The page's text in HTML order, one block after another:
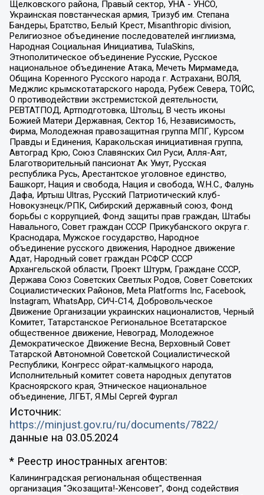
Щелковского района, Правый сектор, УНА - УНСО,
Украинская повстанческая армия, Тризуб им. Степана
Бандеры, Братство, Белый Крест, Misanthropic division,
Религиозное объединение последователей инглиизма,
Народная Социальная Инициатива, TulaSkins,
Этнополитическое объединение Русские, Русское
национальное объединение Атака, Мечеть Мирмамеда,
Община Коренного Русского народа г. Астрахани, ВОЛЯ,
Меджлис крымскотатарского народа, Рубеж Севера, ТОЙС,
О противодействии экстремистской деятельности,
РЕВТАТПОД, Артподготовка, Штольц, В честь иконы
Божией Матери Державная, Сектор 16, Независимость,
Фирма, Молодежная правозащитная группа МПГ, Курсом
Правды и Единения, Каракольская инициативная группа,
Автоград Крю, Союз Славянских Сил Руси, Алля-Аят,
Благотворительный пансионат Ак Умут, Русская
республика Русь, Арестантское уголовное единство,
Башкорт, Нация и свобода, Нация и свобода, W.H.С., Фалунь
Дафа, Иртыш Ultras, Русский Патриотический клуб-
Новокузнецк/РПК, Сибирский державный союз, Фонд
борьбы с коррупцией, Фонд защиты прав граждан, Штабы
Навального, Совет граждан СССР Прикубанского округа г.
Краснодара, Мужское государство, Народное
объединение русского движения, Народное движение
Адат, Народный совет граждан РСФСР СССР
Архангельской области, Проект Штурм, Граждане СССР,
Держава Союз Советских Светлых Родов, Совет Советских
Социалистических Районов, Meta Platforms Inc, Facebook,
Instagram, WhatsApp, СИЧ-С14, Добровольческое
Движение Организации украинских националистов, Черный
Комитет, Татарстанское Региональное Всетатарское
общественное движение, Невоград, Молодежное
Демократическое Движение Весна, Верховный Совет
Татарской Автономной Советской Социалистической
Республики, Конгресс ойрат-калмыцкого народа,
Исполнительный комитет совета народных депутатов
Красноярского края, Этническое национальное
объединение, ЛГБТ, Я.МЫ Сергей Фургал
Источник:
https://minjust.gov.ru/ru/documents/7822/
данные на 03.05.2024
* Реестр иностранных агентов:
Калининградская региональная общественная организация "Экозащита!-Женсовет", Фонд содействия защите прав и свобод граждан "Общественный вердикт", Фонд "Институт Развития Свободы Информации", Частное учреждение "Информационное агентство МЕМО. РУ", Региональная общественная организация "Общественная комиссия по сохранению наследия академика Сахарова", Фонд поддержки свободы прессы, Санкт-Петербургская общественная правозащитная организация "Гражданский контроль", Межрегиональная общественная организация "Информационно-просветительский центр "Мемориал", Региональный Фонд "Центр Защиты Прав Средств Массовой Информации", с 05.12.2023 Фонд "Центр Защиты Прав Средств массовой информации", Региональная общественная благотворительная организация помощи беженцам и мигрантам "Гражданское содействие", Негосударственное образовательное учреждение дополнительного профессионального образования (повышение квалификации) специалистов "АКАДЕМИЯ ПО ПРАВАМ ЧЕЛОВЕКА", Свердловская региональная общественная организация "Сутяжник", Автономная некоммерческая организация "Центр независимых социологических исследований", Союз общественных объединений "Российский исследовательский центр по правам человека", Региональное общественное учреждение научно-информационный центр "МЕМОРИАЛ", Некоммерческая организация "Фонд защиты гласности", Автономная некоммерческая организация "Институт прав человека", Городская общественная организация "Екатеринбургское общество "МЕМОРИАЛ", Городская общественная организация "Рязанское историко-просветительское и правозащитное общество "Мемориал" (Рязанский Мемориал), Челябинский региональный орган общественной самодеятельности – женское общественное объединение "Женщины Евразии", Челябинский региональный орган общественной самодеятельности "Уральская правозащитная группа", Фонд содействия защите здоровья и социальной справедливости имени Андрея Рылькова, Автономная Некоммерческая Организация "Аналитический Центр Юрия Левады", Автономная некоммерческая организация социальной поддержки населения "Проект Апрель", Региональная общественная организация помощи женщинам и детям, находящимся в кризисной ситуации "Информационно-методический центр "Анна", Фонд содействия развитию массовых коммуникаций и правовому просвещению "Так-так-Так", Фонд содействия устойчивому развитию "Серебряная тайга", Свердловский региональный общественный фонд социальных проектов "Новое время", "Idel.Реалии", Кавказ.Реалии, Крым.Реалии, Телеканал Настоящее Время, Татаро-башкирская служба Радио Свобода (Azatliq Radiosi), Радио Свободная Европа/Радио Свобода (PCE/PC), "Сибирь.Реалии", "Фактограф", Благотворительный фонд помощи осужденным и их семьям, Автономная некоммерческая организация "Институт глобализации и социальных движений", Фонд "В защиту прав заключенных", Частное учреждение "Центр поддержки и содействия развитию средств массовой информации", Пензенский региональный общественный благотворительный фонд "Гражданский союз", "Север.Реалии", Некоммерческая организация Фонд "Правовая инициатива", Общество с ограниченной ответственностью "Радио Свободная Европа/Радио Свобода", Чешское информационное агентство "MEDIUM-ORIENT", Красноярская региональная общественная организация "Мы против СПИДа", Камалягин Денис Николаевич, Маркелов Сергей Евгеньевич, Пономарев Лев Александрович, Савицкая Людмила Алексеевна, Автономная некоммерческая организация "Центр по работе с проблемой насилия "НАСИЛИЮ.НЕТ", Межрегиональный профессиональный союз работников здравоохранения "Альянс врачей", Юридическое лицо, зарегистрированное в Латвийской Республике, SIA "Medusa Project" (регистрационный номер 40103797863, дата регистрации 10.06.2014), Некоммерческая организация "Фонд по борьбе с коррупцией", Автономная некоммерческая организация "Институт права и публичной политики", Баданин Роман Сергеевич, Гликин Максим Александрович, Железнова Мария Михайловна, Лукьянова Юлия Сергеевна, Маетная Елизавета Витальевна, Маняхин Петр Борисович, Чуракова Ольга Владимировна, Ярош Юлия Петровна, Юридическое лицо "The Insider SIA", зарегистрированное в Риге, Латвийская Республика (дата регистрации 26.06.2015), являющееся администратором доменного имени интернет-издания "The Insider SIA", https://theins.ru, Постернак Алексей Евгеньевич, Рубин Михаил Аркадьевич, Анин Роман Александрович, Юридическое лицо Istories fonds, зарегистрированное в Латвийской Республике (регистрационный номер 50008295751, дата регистрации 24.02.2020), Великовский Дмитрий Александрович, Долинина Ирина Николаевна, Мароховская Алеся Алексеевна, Шлейнов Роман Юрьевич, Шмагун Олеся Валентиновна, Общество с ограниченной ответственностью "Альтаир 2021", Общество с ограниченной ответственностью "Вега 2021", Общество с ограниченной ответственностью "Главный редактор 2021", Общество с ограниченной ответственностью "Ромашки монолит", Важенков Артем Валерьевич, Ивановская областная общественная организация "Центр гендерных исследований", Гурман Юрий Альбертович, Медиапроект "ОВД-Инфо", Егоров Владимир Владимирович, Жилинский Владимир Александрович, Общество с ограниченной ответственностью "ЗП", Иванова София Юрьевна, Карезина Инна Павловна, Кильтау Екатерина Викторовна, Петров Алексей Викторович, Пискунов Сергей Евгеньевич, Смирнов Сергей Сергеевич, Тихонов Михаил Сергеевич, Общество с ограниченной ответственностью "ЖУРНАЛИСТ-ИНОСТРАННЫЙ АГЕНТ", Арапова Галина Юрьевна, Вольтская Татьяна Анатольевна, Американская компания "Mason G.E.S. Anonymous Foundation" (США), являющаяся владельцем интернет-издания https://mnews.world/, Компания "Stichting Bellingcat", зарегистрированная в Нидерландах (дата регистрации 11.07.2018), Захаров Андрей Вячеславович, Клепиковская Екатерина Дмитриевна, Общество с ограниченной ответственностью "МЕМО", Перл Роман Александрович, Симонов Евгений Алексеевич, Соловьева Елена Анатольевна, Сотников Даниил Владимирович, Сурначева Елизавета Дмитриевна, Автономная некоммерческая организация по защите прав человека и информированию населения "Якутия – Наше Мнение", Общество с ограниченной ответственностью "Москоу диджитал медиа", с 26.01.2023 Общество с ограниченной ответственностью "Чайка Белые сады", Ветошкина Валерия Валерьевна, Заговора Максим Александрович, Межрегиональное общественное движение "Российская ЛГБТ - сеть", Оленичев Максим Владимирович, Павлов Иван Юрьевич, Скворцова Елена Сергеевна, Общество с ограниченной ответственностью "Как бы инагент", Кочетков Игорь Викторович, Общество с ограниченной ответственностью "Честные выборы", Еланчик Олег Александрович, Общество с ограниченной ответственностью "Нобелевский призыв", Гималова Регина Эмилевна, Григорьев Андрей Валерьевич, Григорьева Алина Александровна, Ассоциация по содействию защите прав призывников, альтернативнослужащих и военнослужащих "Правозащитная группа "Гражданин.Армия.Право", Хисамова Регина Фаритовна, Автономная некоммерческая организация по реализации социально-правовых программ "Лилит", Дальневосточное общественное движение "Маяк", Санкт-Петербургская ЛГБТ-инициативная группа "Выход", Инициативная группа ЛГБТ+ "Реверс", Алексеев Андрей Викторович, Бекбулатова Таисия Львовна, Беляев Иван Михайлович, Владыкина Елена Сергеевна, Гельман Марат Александрович, Никульшина Вероника Юрьевна, Толоконникова Надежда Андреевна, Шендерович Виктор Анатольевич, Общество с ограниченной ответственностью "Данное сообщение", Общество с ограниченной ответственностью Издательский дом "Новая глава", Айнбиндер Александра Александровна, Московский комьюнити-центр для ЛГБТ+инициатив, Благотворительный фонд развития филантропии, Deutsche Welle (Германия, Kurt-Schumacher-Strasse 3, 53113 Bonn), Борзунова Мария Михайловна, Воробьев Виктор Викторович, Голубева Анна Львовна, Константинова Алла Михайловна, Малкова Ирина Владимировна, Мурадов Мурад Абдулгалимович, Осетинская Елизавета Николаевна, Понасенков Евгений Николаевич, Ганапольский Матвей Юрьевич, Киселев Евгений Алексеевич, Борухович Ирина Григорьевна, Дремин Иван Тимофеевич, Дубровский Дмитрий Викторович, Красноярская региональная общественная организация поддержки и развития альтернативных образовательных технологий и межкультурных коммуникаций "ИНТЕРРА", Маяковская Екатерина Алексеевна, Фейгин Марк Захарович, Филимонов Андрей Викторович, Дзугкоева Регина Николаевна, Доброхотов Роман Александрович, Дудь Юрий Александрович, Елкин Сергей Владимирович, Кругликов Кирилл Игоревич, Сабунаева Мария Леонидовна, Семенов Алексей Владимирович, Шаинян Карен Багратович, Шульман Екатерина Михайловна, Асафьев Артур Валерьевич, Вахштайн Виктор Семенович, Венедиктов Алексей Алексеевич, Лушникова Екатерина Евгеньевна, Волков Леонид Михайлович, Невзоров Александр Глебович, Пархоменко Сергей Борисович, Сироткин Ярослав Николаевич, Кара-Мурза Владимир Владимирович, Баранова Наталья Владимировна, Гозман Леонид Яковлевич, Кагарлицкий Борис Юльевич, Климарев Михаил Валерьевич, Милов Владимир Станиславович, Автономная некоммерческая организация Краснодарский центр современного искусства "Типография", Моргенштерн Алишер Тагирович, Соболь Любовь Эдуардовна, Общество с ограниченной ответственностью "ЛИЗА НОРМ", Каспаров Гарри Кимович, Ходорковский Михаил Борисович, Общество с ограниченной ответственностью "Апрельские тезисы", Данилович Ирина Брониславовна, Кашин Олег Владимирович, Петров Николай Владимирович, Пивоваров Алексей Владимирович, Соколов Михаил Владимирович, Цветкова Юлия Владимировна, Чичваркин Евгений Александрович, Комитет против пыток/Команда против пыток, Общество с ограниченной ответственностью "Первый научный", Общество с ограниченной ответственностью "Вертолет и ко", Белоцерковская Вероника Борисовна, Кац Максим Евгеньевич, Лазарева Татьяна Юрьевна, Шаведдинов Руслан Табризович, Яшин Илья Валерьевич, Общество с ограниченной ответственностью "Иноагент ААВ", Алешковский Дмитрий Петрович, Альбац Евгения Марковна, Быков Дмитрий Львович, Галямина Юлия Евгеньевна, Лойко Сергей Леонидович, Мартынов Кирилл Константинович, Медведев Сергей Александрович, Крашенинников Федор Геннадиевич, Гордеева Катерина Вл